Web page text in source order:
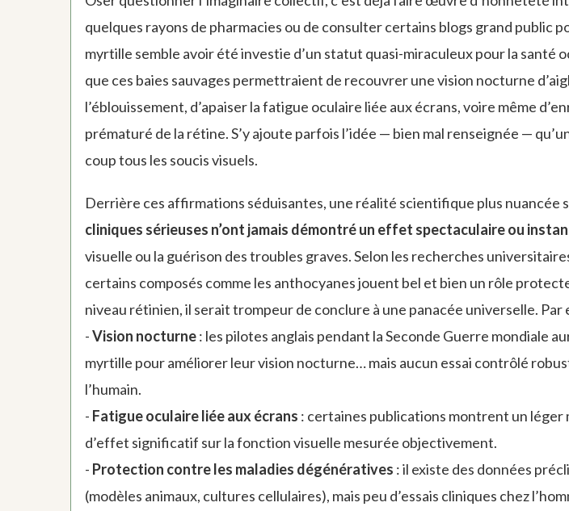
quelques rayons de pharmacies ou de consulter certains blogs grand public
myrtille semble avoir été investie d’un statut quasi-miraculeux pour la santé
que ces baies sauvages permettraient de recouvrer une vision nocturne
l’éblouissement, d’apaiser la fatigue oculaire liée aux écrans, voire même
prématuré de la rétine. S’y ajoute parfois l’idée — bien mal renseignée —
coup tous les soucis visuels.
Derrière ces affirmations séduisantes, une réalité scientifique plus nuancée
cliniques sérieuses n’ont jamais démontré un effet spectaculaire ou
visuelle ou la guérison des troubles graves. Selon les recherches
certains composés comme les anthocyanes jouent bel et bien un rôle
niveau rétinien, il serait trompeur de conclure à une panacée universelle. Par
-Vision nocturne: les pilotes anglais pendant la Seconde Guerre mondiale
myrtille pour améliorer leur vision nocturne… mais aucun essai contrôlé
l’humain.
- Fatigue oculaire liée aux écrans : certaines publications montrent un léger
d’effet significatif sur la fonction visuelle mesurée objectivement.
- Protection contre les maladies dégénératives : il existe des données
(modèles animaux, cultures cellulaires), mais peu d’essais cliniques chez